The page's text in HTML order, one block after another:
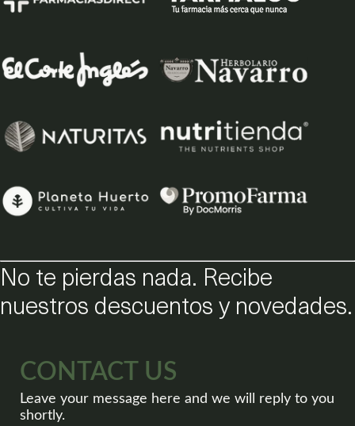
No te pierdas nada. Recibe
nuestros descuentos y novedades.
CONTACT US
Leave your message here and we will reply to you
shortly.